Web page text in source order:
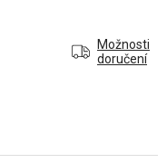
Možnosti
doručení